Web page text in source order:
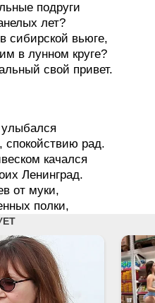
подруги
лет?
сибирской вьюге,
в лунном круге?
свой привет.
спокойствию рад.
качался
Ленинград.
от муки,
полки,